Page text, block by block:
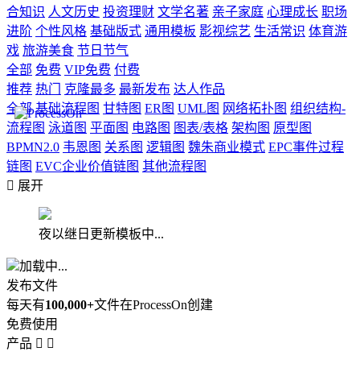
合知识 人文历史 投资理财 文学名著 亲子家庭 心理成长 职场
进阶 个性风格 基础版式 通用模板 影视综艺 生活常识 体育游
戏 旅游美食 节日节气
全部 免费 VIP免费 付费
推荐 热门 克隆最多 最新发布 达人作品
全部 基础流程图 甘特图 ER图 UML图 网络拓扑图 组织结构-
流程图 泳道图 平面图 电路图 图表/表格 架构图 原型图
BPMN2.0 韦恩图 关系图 逻辑图 魏朱商业模式 EPC事件过程
链图 EVC企业价值链图 其他流程图
 展开
夜以继日更新模板中...
加载中...
发布文件
每天有100,000+文件在ProcessOn创建
免费使用
产品  